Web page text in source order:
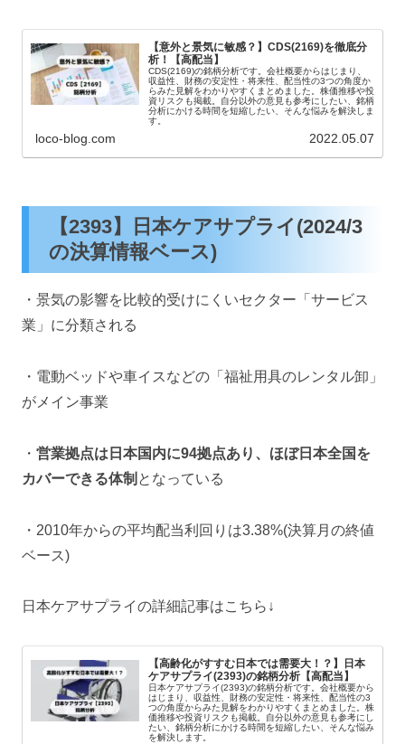
【意外と景気に敏感？】CDS(2169)を徹底分
析！【高配当】
CDS(2169)の銘柄分析です。会社概要からはじまり、
収益性、財務の安定性・将来性、配当性の3つの角度か
らみた見解をわかりやすくまとめました。株価推移や投
資リスクも掲載。自分以外の意見も参考にしたい、銘柄
分析にかける時間を短縮したい、そんな悩みを解決しま
す。
loco-blog.com 2022.05.07
【2393】日本ケアサプライ(2024/3
の決算情報ベース)
・景気の影響を比較的受けにくいセクター「サービス
業」に分類される
・電動ベッドや車イスなどの「福祉用具のレンタル卸」
がメイン事業
・ 営業拠点は日本国内に94拠点あり、ほぼ日本全国を
カバーできる体制 となっている
・2010年からの平均配当利回りは3.38%(決算月の終値
ベース)
日本ケアサプライの詳細記事はこちら↓
【高齢化がすすむ日本では需要大！？】日本
ケアサプライ(2393)の銘柄分析【高配当】
日本ケアサプライ(2393)の銘柄分析です。会社概要から
はじまり、収益性、財務の安定性・将来性、配当性の3
つの角度からみた見解をわかりやすくまとめました。株
価推移や投資リスクも掲載。自分以外の意見も参考にし
たい、銘柄分析にかける時間を短縮したい、そんな悩み
を解決します。